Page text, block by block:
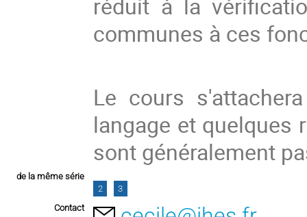
communes à ces
Le cours
langage et quelques
sont généralement
de la même série
2
3
Contact